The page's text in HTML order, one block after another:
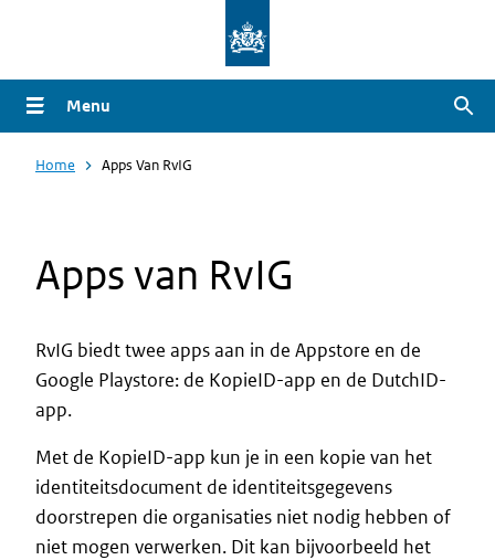
naar
de
gaan
Menu
Home Apps Van RvIG
Apps van RvIG
Intro
RvIG biedt twee apps aan in de Appstore en de
Google Playstore: de KopieID-app en de DutchID-
app.
Met de KopieID-app kun je in een kopie van het
identiteitsdocument de identiteitsgegevens
doorstrepen die organisaties niet nodig hebben of
niet mogen verwerken. Dit kan bijvoorbeeld het